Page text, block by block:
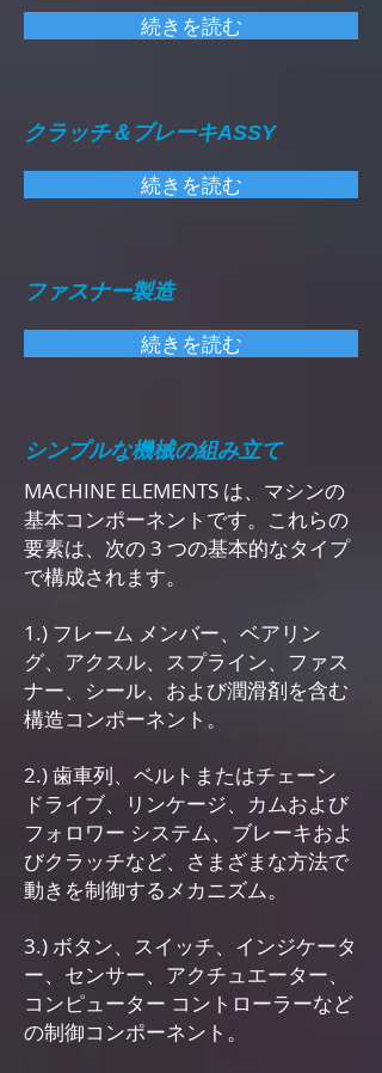
続きを読む
クラッチ＆ブレーキASSY
続きを読む
ファスナー製造
続きを読む
シンプルな機械の組み立て
MACHINE ELEMENTS は、マシンの
基本コンポーネントです。これらの
要素は、次の 3 つの基本的なタイプ
で構成されます。
1.) フレーム メンバー、ベアリン
グ、アクスル、スプライン、ファス
ナー、シール、および潤滑剤を含む
構造コンポーネント。
2.) 歯車列、ベルトまたはチェーン
ドライブ、リンケージ、カムおよび
フォロワー システム、ブレーキおよ
びクラッチなど、さまざまな方法で
動きを制御するメカニズム。
3.) ボタン、スイッチ、インジケータ
ー、センサー、アクチュエーター、
コンピューター コントローラーなど
の制御コンポーネント。